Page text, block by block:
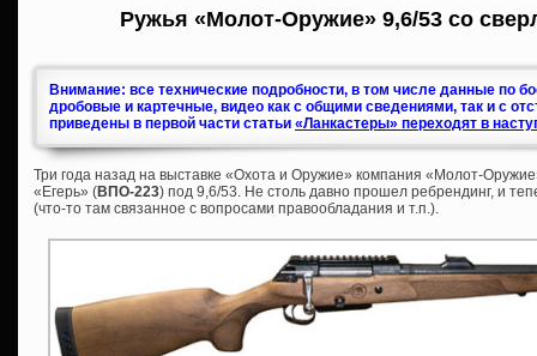
Ружья «Молот-Оружие» 9,6/53 со
Внимание: все технические подробности, в том числе данные по
дробовые и картечные, видео как с общими сведениями, так и с
приведены в первой части статьи «Ланкастеры» переходят в
Три года назад на выставке «Охота и Оружие» компания «Молот-
«Егерь» (ВПО-223) под 9,6/53. Не столь давно прошел ребрендинг, и
(что-то там связанное с вопросами правообладания и т.п.).